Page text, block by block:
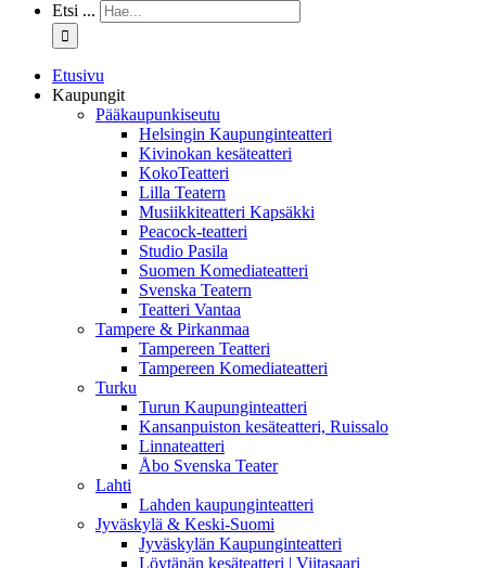
Etsi ...
Etusivu
Kaupungit
Pääkaupunkiseutu
Helsingin Kaupunginteatteri
Kivinokan kesäteatteri
KokoTeatteri
Lilla Teatern
Musiikkiteatteri Kapsäkki
Peacock-teatteri
Studio Pasila
Suomen Komediateatteri
Svenska Teatern
Teatteri Vantaa
Tampere & Pirkanmaa
Tampereen Teatteri
Tampereen Komediateatteri
Turku
Turun Kaupunginteatteri
Kansanpuiston kesäteatteri, Ruissalo
Linnateatteri
Åbo Svenska Teater
Lahti
Lahden kaupunginteatteri
Jyväskylä & Keski-Suomi
Jyväskylän Kaupunginteatteri
Löytänän kesäteatteri | Viitasaari